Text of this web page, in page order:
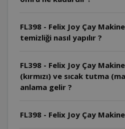
FL398 - Felix Joy Çay
temizliği nasıl yapılır ?
FL398 - Felix Joy Çay
(kırmızı) ve sıcak tutma
anlama gelir ?
FL398 - Felix Joy Çay